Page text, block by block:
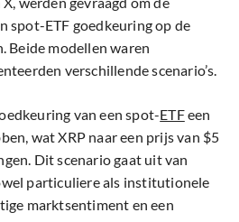
spot-ETF goedkeuring op de
Beide modellen waren
verschillende scenario’s.
van een spot-ETFeen
wat XRP naar een prijs van $5
Dit scenario gaat uit van
particuliere als institutionele
marktsentiment en een